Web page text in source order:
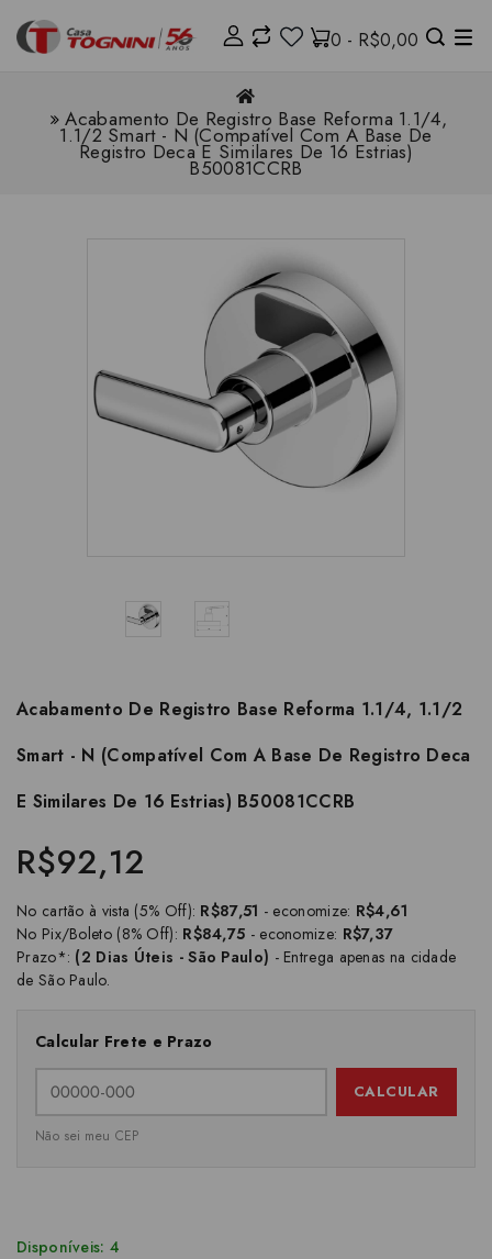
0 - R$0,00
Acabamento De Registro Base Reforma 1.1/4,
1.1/2 Smart - N (Compatível Com A Base De
Registro Deca E Similares De 16 Estrias)
B50081CCRB
Acabamento De Registro Base Reforma 1.1/4, 1.1/2
Smart - N (Compatível Com A Base De Registro Deca
E Similares De 16 Estrias) B50081CCRB
R$92,12
No cartão à vista (5% Off): R$87,51 - economize: R$4,61
No Pix/Boleto (8% Off): R$84,75 - economize: R$7,37
Prazo*: (2 Dias Úteis - São Paulo) - Entrega apenas na cidade
de São Paulo.
Calcular Frete e Prazo
CALCULAR
Não sei meu CEP
Disponíveis: 4